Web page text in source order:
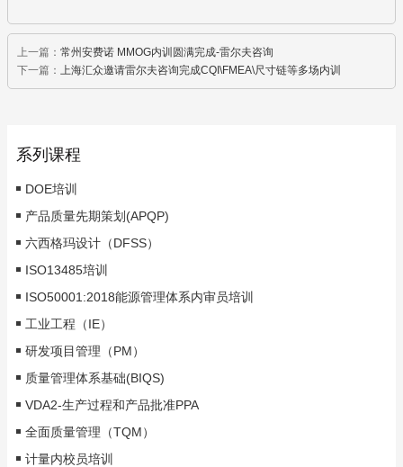
上一篇： 常州安费诺 MMOG内训圆满完成-雷尔夫咨询
下一篇： 上海汇众邀请雷尔夫咨询完成CQI\FMEA\尺寸链等多场内训
系列课程
DOE培训
产品质量先期策划(APQP)
六西格玛设计（DFSS）
ISO13485培训
ISO50001:2018能源管理体系内审员培训
工业工程（IE）
研发项目管理（PM）
质量管理体系基础(BIQS)
VDA2-生产过程和产品批准PPA
全面质量管理（TQM）
计量内校员培训